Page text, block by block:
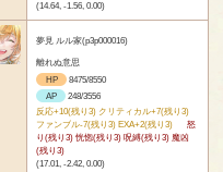
(14.64, -1.56, 0.00)
夢見 ルル家(p3p000016)
離れぬ意思
HP
8475/8550
AP
248/3556
反応+10(残り3) クリティカル+7(残り3)
ファンブル-7(残り3) EXA+2(残り3)
怒
り(残り3) 恍惚(残り3) 呪縛(残り3) 魔凶
(残り3)
(17.01, -2.42, 0.00)